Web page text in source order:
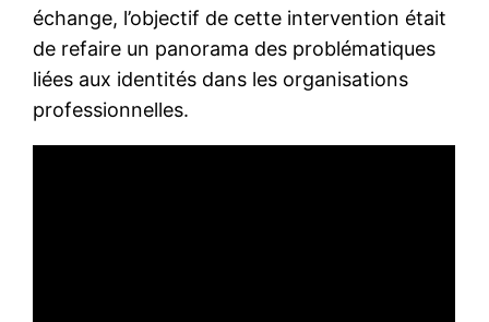
échange, l’objectif de cette intervention était
de refaire un panorama des problématiques
liées aux identités dans les organisations
professionnelles.